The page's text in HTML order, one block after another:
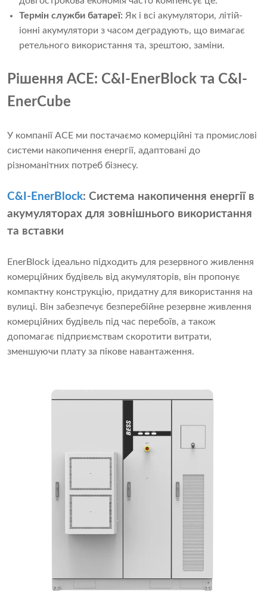
Термін служби батареї: Як і всі акумулятори, літій-
іонні акумулятори з часом деградують, що вимагає
ретельного використання та, зрештою, заміни.
Рішення ACE: C&I-EnerBlock та C&I-
EnerCube
У компанії ACE ми постачаємо комерційні та промислові
системи накопичення енергії, адаптовані до
різноманітних потреб бізнесу.
C&I-EnerBlock: Система накопичення енергії в
акумуляторах для зовнішнього використання
та вставки
EnerBlock ідеально підходить для резервного живлення
комерційних будівель від акумуляторів, він пропонує
компактну конструкцію, придатну для використання на
вулиці. Він забезпечує безперебійне резервне живлення
комерційних будівель під час перебоїв, а також
допомагає підприємствам скоротити витрати,
зменшуючи плату за пікове навантаження.